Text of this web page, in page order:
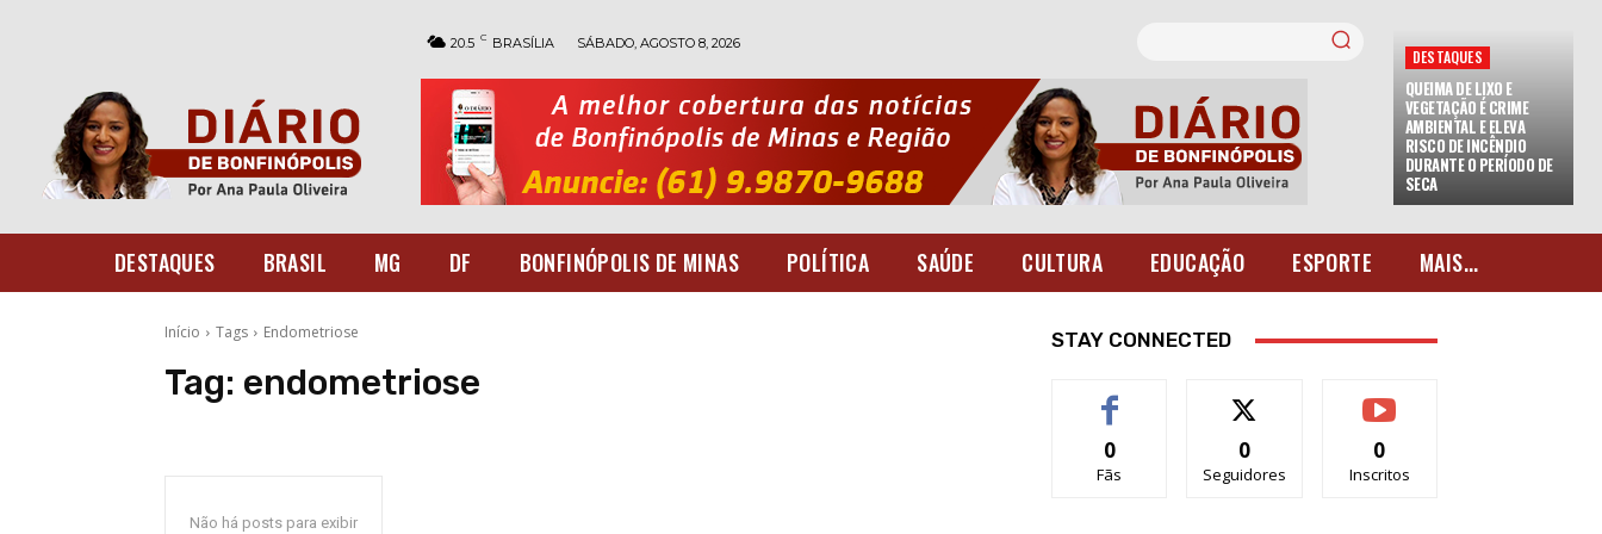
20.5 C BRASÍLIA SÁBADO, AGOSTO 8, 2026
DESTAQUES
QUEIMA DE LIXO E
VEGETAÇÃO É CRIME
AMBIENTAL E ELEVA
RISCO DE INCÊNDIO
DURANTE O PERÍODO DE
SECA
DESTAQUES BRASIL MG DF BONFINÓPOLIS DE MINAS POLÍTICA SAÚDE CULTURA EDUCAÇÃO ESPORTE MAIS...
Início Tags Endometriose
Tag: endometriose
Não há posts para exibir
STAY CONNECTED
0
Fãs
0
Seguidores
0
Inscritos